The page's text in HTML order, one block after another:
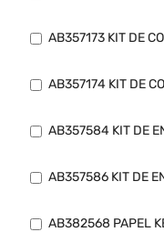
AB357173 KIT DE
AB357174 KIT DE
AB357584 KIT DE
AB357586 KIT DE
AB382568 PAPEL